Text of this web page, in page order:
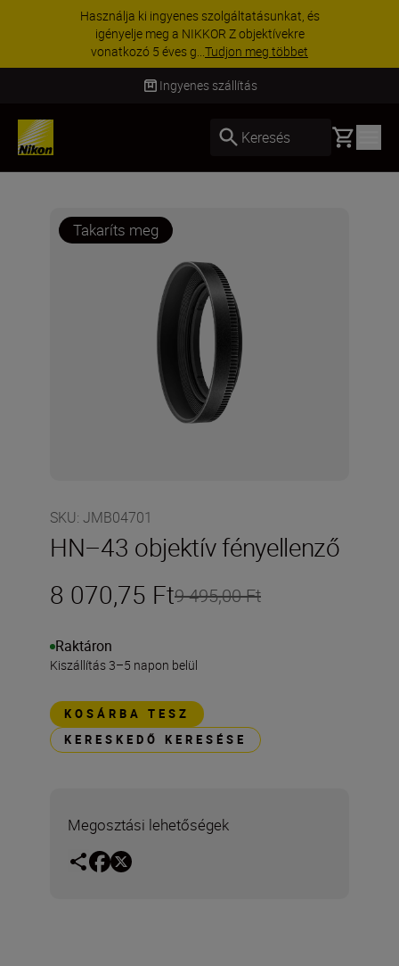
Használja ki ingyenes szolgáltatásunkat, és
igényelje meg a NIKKOR Z objektívekre
vonatkozó 5 éves g...Tudjon meg többet
Ingyenes szállítás
Keresés Basket
Takaríts meg
SKU: JMB04701
HN–43 objektív fényellenző
8 070,75 Ft9 495,00 Ft
Raktáron
Kiszállítás 3–5 napon belül
KOSÁRBA TESZ
KERESKEDŐ KERESÉSE
Megosztási lehetőségek